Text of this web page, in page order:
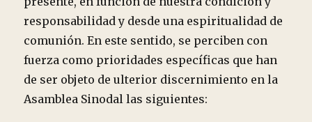
responsabilidad y desde una espiritualidad de
comunión. En este sentido, se perciben con
fuerza como prioridades específicas que han
de ser objeto de ulterior discernimiento en la
Asamblea Sinodal las siguientes: